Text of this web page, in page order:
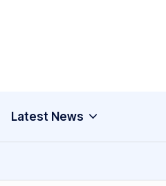
Latest News